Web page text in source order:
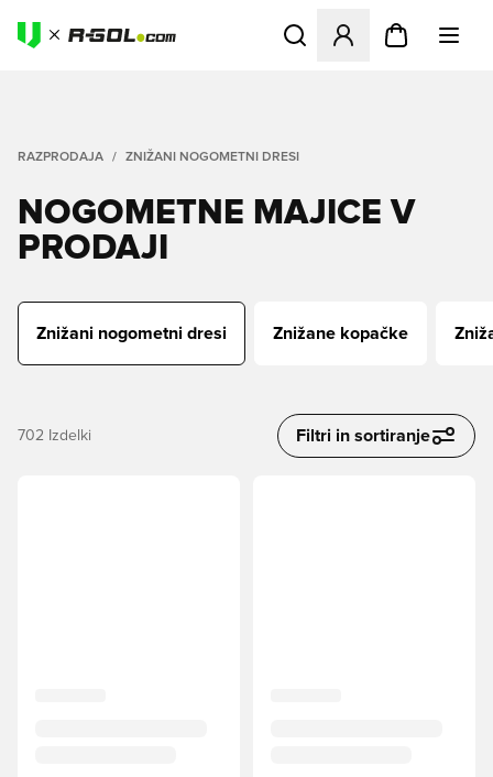
Odpre Modal za prijavo ali
RAZPRODAJA ZNIŽANI NOGOMETNI DRESI
NOGOMETNE MAJICE V
PRODAJI
Znižani nogometni dresi Znižane kopačke
702 Izdelki Filtri in sortiranje